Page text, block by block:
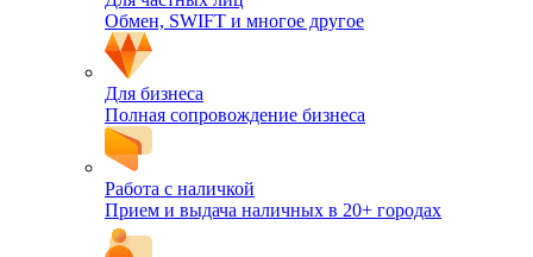
Обмен, SWIFT и многое другое
Для бизнеса
Полная сопровождение бизнеса
Работа с наличкой
Прием и выдача наличных в 20+ городах